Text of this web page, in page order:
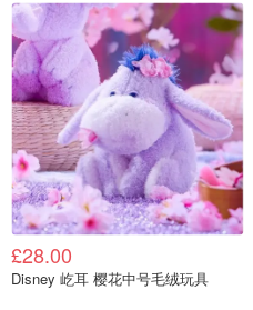
£28.00
Disney 屹耳 樱花中号毛绒玩具